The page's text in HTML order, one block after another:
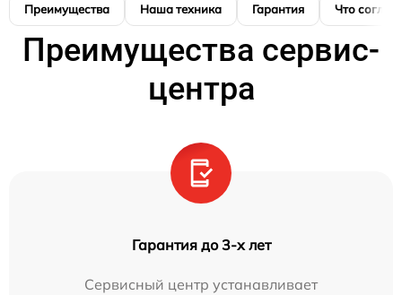
Преимущества Наша техника Гарантия Что
Преимущества сервис-
центра
Гарантия до 3-х лет
Сервисный центр устанавливает